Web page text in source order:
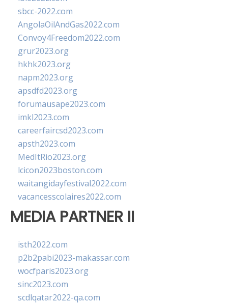
sbcc-2022.com
AngolaOilAndGas2022.com
Convoy4Freedom2022.com
grur2023.org
hkhk2023.org
napm2023.org
apsdfd2023.org
forumausape2023.com
imkl2023.com
careerfaircsd2023.com
apsth2023.com
MedItRio2023.org
lcicon2023boston.com
waitangidayfestival2022.com
vacancesscolaires2022.com
MEDIA PARTNER II
isth2022.com
p2b2pabi2023-makassar.com
wocfparis2023.org
sinc2023.com
scdlqatar2022-qa.com